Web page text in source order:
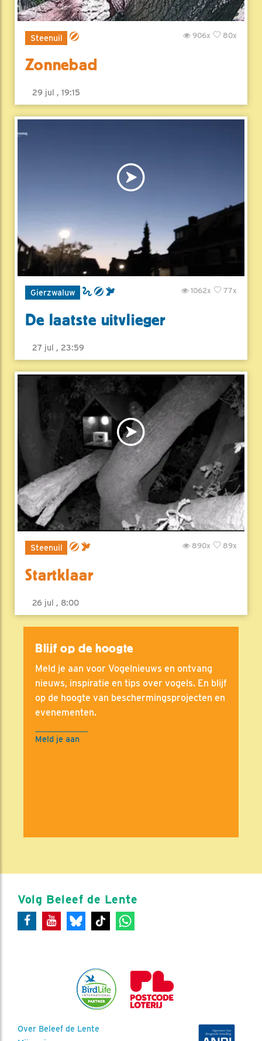
Steenuil 80x
906x
Zonnebad
29 jul , 19:15
Gierzwaluw 77x
1062x
De laatste uitvlieger
27 jul , 23:59
Steenuil 89x
890x
Startklaar
26 jul , 8:00
Blijf op de hoogte
Meld je aan voor Vogelnieuws en ontvang
nieuws, inspiratie en tips over vogels. En blijf
op de hoogte van beschermingsprojecten en
evenementen.
Meld je aan
Volg Beleef de Lente
Over Beleef de Lente